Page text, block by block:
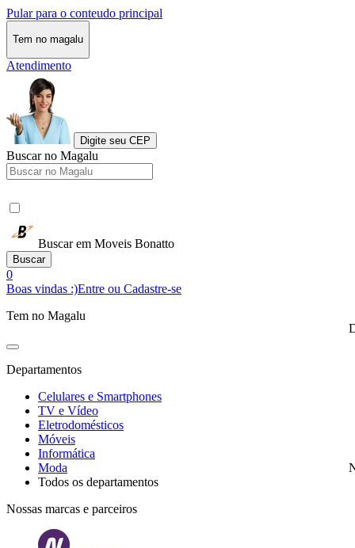
Pular para o conteudo principal
Tem no magalu
Atendimento
Digite seu CEP
Buscar no Magalu
Buscar em Moveis Bonatto
Buscar
0
Boas vindas :)Entre ou Cadastre-se
Tem no Magalu
Departamentos
Celulares e Smartphones
TV e Vídeo
Eletrodomésticos
Móveis
Informática
Moda
Todos os departamentos
Nossas marcas e parceiros